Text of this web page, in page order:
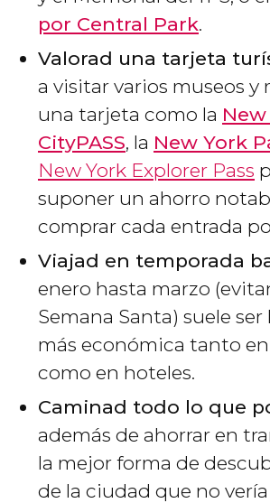
por Central Park.
Valorad una tarjeta
a visitar varios museos y
una tarjeta como la
CityPASS, la New York
New York Explorer Pass
suponer un ahorro
comprar cada entrada
Viajad en temporada
enero hasta marzo
Semana Santa) suele ser
más económica tanto
como en hoteles.
Caminad todo lo que
además de ahorrar en
la mejor forma de
de la ciudad que no